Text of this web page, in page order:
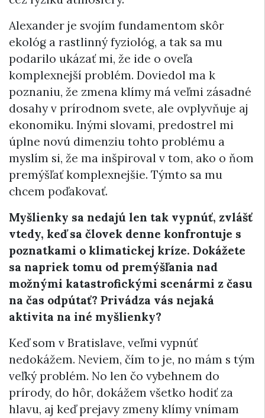
Alexander je svojím fundamentom skôr
ekológ a rastlinný fyziológ, a tak sa mu
podarilo ukázať mi, že ide o oveľa
komplexnejší problém. Doviedol ma k
poznaniu, že zmena klímy má veľmi zásadné
dosahy v prírodnom svete, ale ovplyvňuje aj
ekonomiku. Inými slovami, predostrel mi
úplne novú dimenziu tohto problému a
myslím si, že ma inšpiroval v tom, ako o ňom
premýšľať komplexnejšie. Týmto sa mu
chcem poďakovať.
Myšlienky sa nedajú len tak vypnúť, zvlášť
vtedy, keď sa človek denne konfrontuje s
poznatkami o klimatickej kríze. Dokážete
sa napriek tomu od premýšľania nad
možnými katastrofickými scenármi z času
na čas odpútať? Privádza vás nejaká
aktivita na iné myšlienky?
Keď som v Bratislave, veľmi vypnúť
nedokážem. Neviem, čím to je, no mám s tým
veľký problém. No len čo vybehnem do
prírody, do hôr, dokážem všetko hodiť za
hlavu, aj keď prejavy zmeny klímy vnímam